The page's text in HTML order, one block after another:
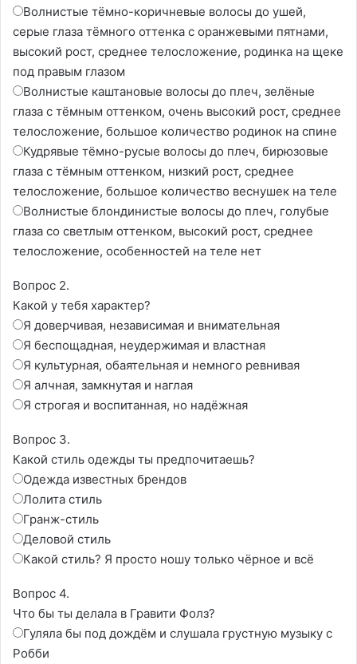
Волнистые тёмно-коричневые волосы до ушей,
серые глаза тёмного оттенка с оранжевыми пятнами,
высокий рост, среднее телосложение, родинка на щеке
под правым глазом
Волнистые каштановые волосы до плеч, зелёные
глаза с тёмным оттенком, очень высокий рост, среднее
телосложение, большое количество родинок на спине
Кудрявые тёмно-русые волосы до плеч, бирюзовые
глаза с тёмным оттенком, низкий рост, среднее
телосложение, большое количество веснушек на теле
Волнистые блондинистые волосы до плеч, голубые
глаза со светлым оттенком, высокий рост, среднее
телосложение, особенностей на теле нет
Вопрос 2.
Какой у тебя характер?
Я доверчивая, независимая и внимательная
Я беспощадная, неудержимая и властная
Я культурная, обаятельная и немного ревнивая
Я алчная, замкнутая и наглая
Я строгая и воспитанная, но надёжная
Вопрос 3.
Какой стиль одежды ты предпочитаешь?
Одежда известных брендов
Лолита стиль
Гранж-стиль
Деловой стиль
Какой стиль? Я просто ношу только чёрное и всё
Вопрос 4.
Что бы ты делала в Гравити Фолз?
Гуляла бы под дождём и слушала грустную музыку с
Робби